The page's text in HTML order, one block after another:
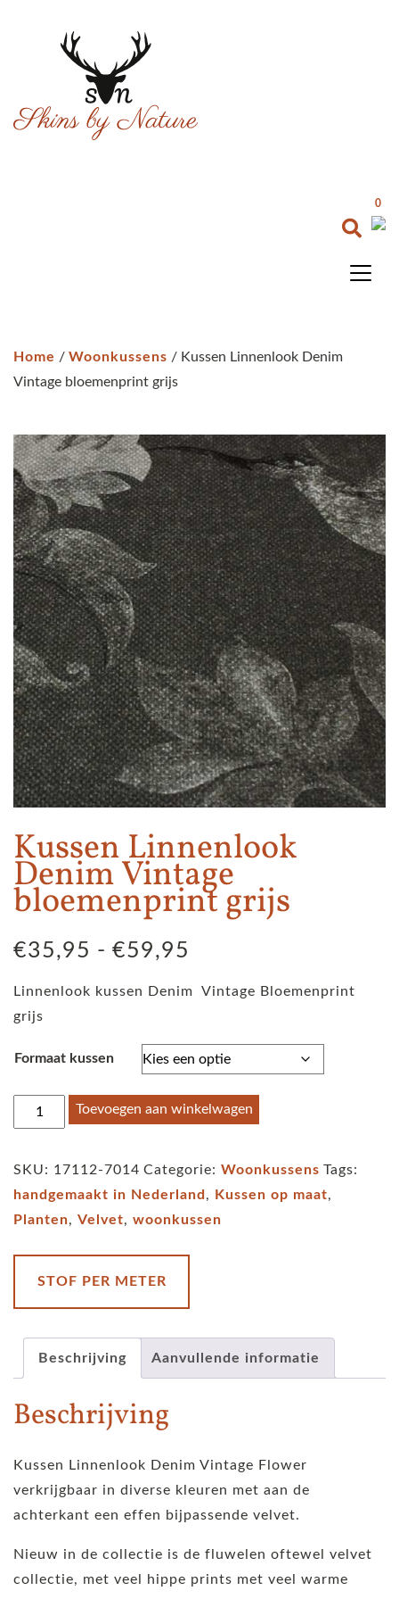
0
Home / Woonkussens / Kussen Linnenlook Denim
Vintage bloemenprint grijs
Kussen Linnenlook
Denim Vintage
bloemenprint grijs
€35,95 - €59,95
tot
Linnenlook kussen Denim Vintage Bloemenprint
grijs
Formaat kussen
Kussen
Linnenlook
bloemenprint
aantal
Toevoegen aan winkelwagen
SKU: 17112-7014 Categorie: Woonkussens Tags:
handgemaakt in Nederland , Kussen op maat,
Planten, Velvet, woonkussen
STOF PER METER
Beschrijving Aanvullende informatie
Beschrijving
Kussen Linnenlook Denim Vintage Flower
verkrijgbaar in diverse kleuren met aan de
achterkant een effen bijpassende velvet.
Nieuw in de collectie is de fluwelen oftewel velvet
collectie, met veel hippe prints met veel warme